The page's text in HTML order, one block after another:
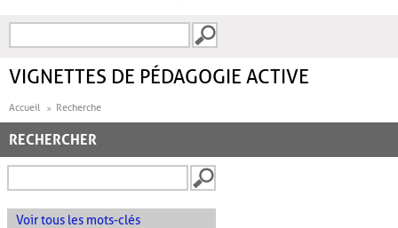
FORMULAIRE DE
VIGNETTES DE PÉDAGOGIE ACTIVE
Accueil Recherche
RECHERCHER
Voir tous les mots-clés